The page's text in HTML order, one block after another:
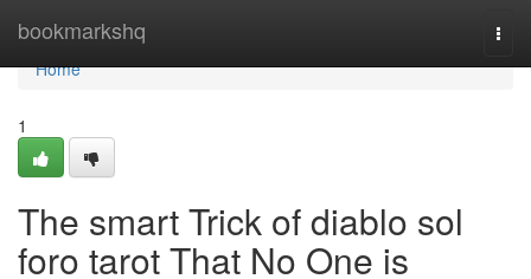
bookmarkshq
Home
Home
1
The smart Trick of diablo sol
foro tarot That No One is